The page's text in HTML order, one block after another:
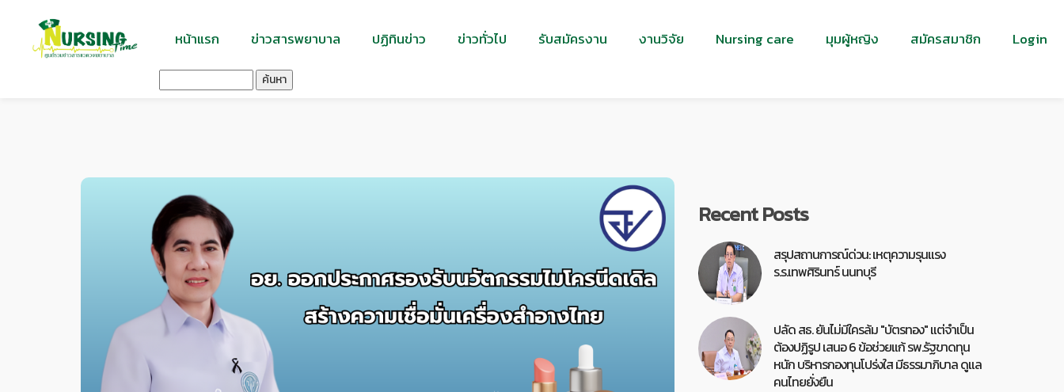
หน้าแรก ข่าวสารพยาบาล ปฏิทินข่าว ข่าวทั่วไป รับสมัครงาน งานวิจัย Nursing care มุมผู้หญิง สมัครสมาชิก Login
ค้นหา
Recent Posts
สรุปสถานการณ์ด่วน: เหตุความรุนแรง
ร.ร.เทพศิรินทร์ นนทบุรี
ปลัด สธ. ยันไม่มีใครล้ม "บัตรทอง" แต่จำเป็น
ต้องปฏิรูป เสนอ 6 ข้อช่วยแก้ รพ.รัฐขาดทุน
หนัก บริหารกองทุนโปร่งใส มีธรรมาภิบาล ดูแล
คนไทยยั่งยืน